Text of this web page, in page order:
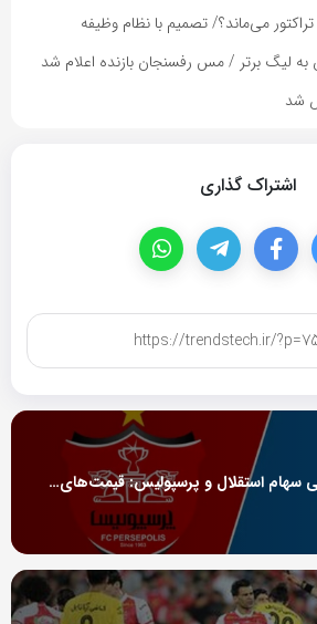
تراکتور می‌ماند؟/ تصمیم با نظام وظیفه
لیگ برتر / مس رفسنجان بازنده اعلام شد
شد
اشتراک گذاری
واگذاری مابقی سهام استقلال و پرسپولیس: قیمت‌های جدید اعلام شد